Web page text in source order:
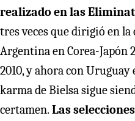
realizado en las
tres veces que dirigió en
Argentina en Corea-Japón
2010, y ahora con
karma de Bielsa sigue
certamen. Las